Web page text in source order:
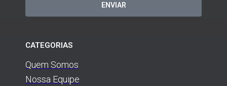
ENVIAR
CATEGORIAS
Quem Somos
Nossa Equipe